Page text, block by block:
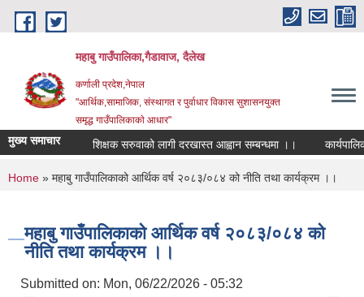
Skip to main content
महाबु गाउँपालिका,गैडावाज, दैलेख
कर्णाली प्रदेश,नेपाल
"आर्थिक,सामाजिक, संस्थागत र पुर्वाधार विकास सुशासनयुक्त
समृद्ध गाउँपालिकाकाे आधार"
मुख्य समाचार शिक्षक सरुवाको लागी दरखास्त आह्वान सम्बन्धमा ।।
You are here
Home » महाबु गाउँपालिकाको आर्थिक वर्ष २०८३/०८४ को नीति तथा कार्यक्रम ।।
महाबु गाउँपालिकाको आर्थिक वर्ष २०८३/०८४ को
नीति तथा कार्यक्रम ।।
Submitted on: Mon, 06/22/2026 - 05:32